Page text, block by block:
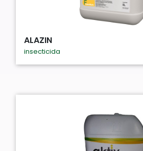
ALAZIN
insecticida